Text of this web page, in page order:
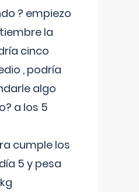
? empiezo
la
cinco
, podría
algo
a los 5
cumple los
5 y pesa